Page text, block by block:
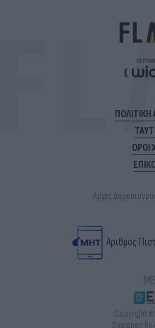
ΟΡΟΙ
Αρχές
Αριθμός
Copyright
Designed by